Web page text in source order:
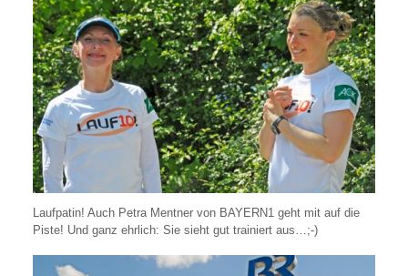
Laufpatin! Auch Petra Mentner von BAYERN1 geht mit auf die
Piste! Und ganz ehrlich: Sie sieht gut trainiert aus…;-)